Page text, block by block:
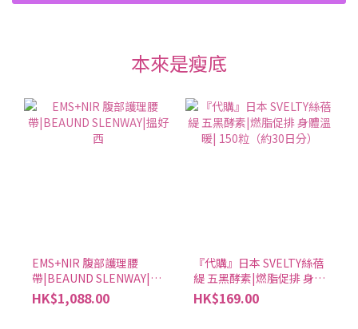
本來是瘦底
EMS+NIR 腹部護理腰
帶|BEAUND SLENWAY|搵
好西
HK$1,088.00
『代購』日本 SVELTY絲蓓
緹 五黑酵素|燃脂促排 身體
溫暖| 150粒（約30日分）
HK$169.00